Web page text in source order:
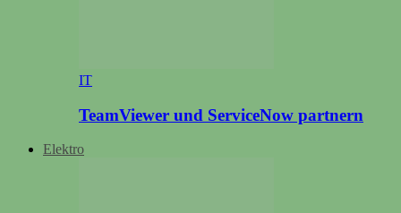
IT
TeamViewer und ServiceNow partnern
Elektro